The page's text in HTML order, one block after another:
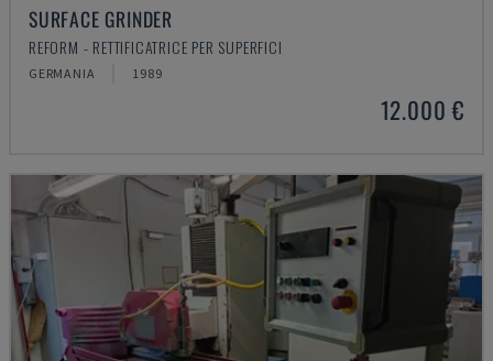
SURFACE GRINDER
REFORM - RETTIFICATRICE PER SUPERFICI
GERMANIA 1989
12.000 €